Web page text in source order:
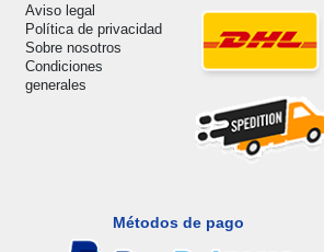
Aviso legal
Política de privacidad
Sobre nosotros
Condiciones
generales
Métodos de pago